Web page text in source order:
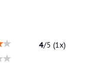
4/5 (1x)